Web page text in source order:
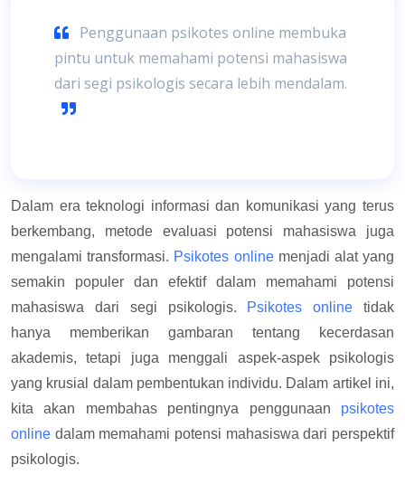
Penggunaan psikotes online membuka
pintu untuk memahami potensi mahasiswa
dari segi psikologis secara lebih mendalam.
Dalam era teknologi informasi dan komunikasi yang terus
berkembang, metode evaluasi potensi mahasiswa juga
mengalami transformasi. Psikotes onlinemenjadi alat yang
semakin populer dan efektif dalam memahami potensi
mahasiswa dari segi psikologis. Psikotes online tidak
hanya memberikan gambaran tentang kecerdasan
akademis, tetapi juga menggali aspek-aspek psikologis
yang krusial dalam pembentukan individu. Dalam artikel ini,
kita akan membahas pentingnya penggunaan psikotes
online dalam memahami potensi mahasiswa dari perspektif
psikologis.